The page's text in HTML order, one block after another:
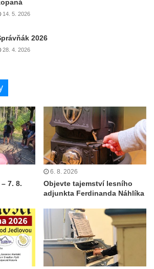
14. 5. 2026
2026
28. 4. 2026
7. 8.
6. 8. 2026
Objevte tajemství lesního
adjunkta Ferdinanda Náhlíka